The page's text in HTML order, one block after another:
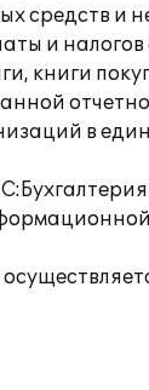
средств и
и
книги
в